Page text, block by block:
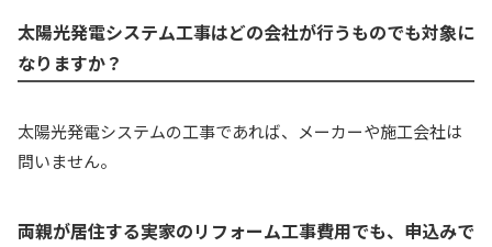
太陽光発電システム工事はどの会社が行うものでも対象に
なりますか？
太陽光発電システムの工事であれば、メーカーや施工会社は
問いません。
両親が居住する実家のリフォーム工事費用でも、申込みで